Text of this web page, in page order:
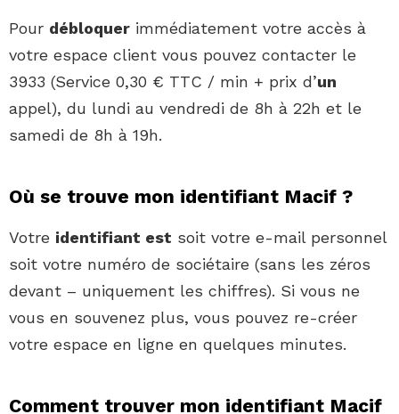
Pour débloquer immédiatement votre accès à
votre espace client vous pouvez contacter le
3933 (Service 0,30 € TTC / min + prix d’un
appel), du lundi au vendredi de 8h à 22h et le
samedi de 8h à 19h.
Où se trouve mon identifiant Macif ?
Votre identifiant est soit votre e-mail personnel
soit votre numéro de sociétaire (sans les zéros
devant – uniquement les chiffres). Si vous ne
vous en souvenez plus, vous pouvez re-créer
votre espace en ligne en quelques minutes.
Comment trouver mon identifiant Macif